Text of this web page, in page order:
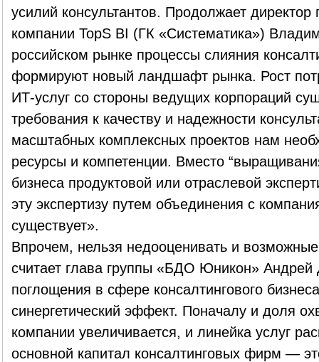
усилий консультантов. Продолжает директор
компании TopS BI (ГК «Систематика»)
российском рынке процессы слияния
формируют новый ландшафт рынка. Рост
ИТ-услуг со стороны ведущих корпораций
требования к качеству и надежности
масштабных комплексных проектов нам
ресурсы и компетенции. Вместо
бизнеса продуктовой или отраслевой
эту экспертизу путем объединения с
существует».
Впрочем, нельзя недооценивать и
считает глава группы «БДО Юникон» Андрей
поглощения в сфере консалтингового
синергетический эффект. Поначалу и доля
компании увеличивается, и линейка услуг
основной капитал консалтинговых фирм —